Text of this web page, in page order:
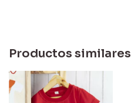
Productos similares